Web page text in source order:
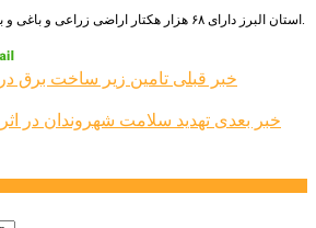
استان البرز دارای ۶۸ هزار هکتار اراضی زراعی و باغی و بیش از ۳۰ هزار بهره بردار است.
خبر قبلی تامین زیر ساخت برق
خبر بعدی تهدید سلامت شهروندان در